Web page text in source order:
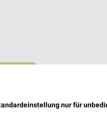
in 5 Min.
nur für